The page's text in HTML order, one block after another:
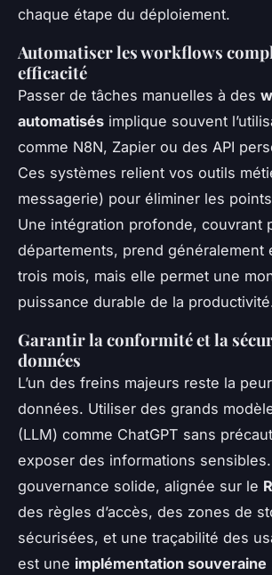
chaque étape du déploiement.
Automatiser les workflows
efficacité
Passer de tâches manuelles à des
automatisés implique souvent
comme N8N, Zapier ou des API
Ces systèmes relient vos outils
messagerie) pour éliminer les
Une intégration profonde, couvrant
départements, prend généralement
trois mois, mais elle permet une
puissance durable de la
Garantir la conformité et la
données
L’un des freins majeurs reste la
données. Utiliser des grands
(LLM) comme ChatGPT sans
exposer des informations
gouvernance solide, alignée sur le
des règles d’accès, des zones de
sécurisées, et une traçabilité des
est une implémentation souveraine